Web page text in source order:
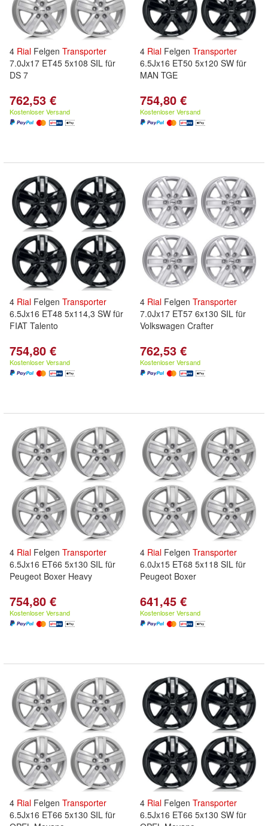
4 Rial Felgen Transporter
7.0Jx17 ET45 5x108 SIL für
DS 7
762,53 €
Kostenloser Versand
4 Rial Felgen Transporter
6.5Jx16 ET50 5x120 SW für
MAN TGE
754,80 €
Kostenloser Versand
4 Rial Felgen Transporter
6.5Jx16 ET48 5x114,3 SW für
FIAT Talento
754,80 €
Kostenloser Versand
4 Rial Felgen Transporter
7.0Jx17 ET57 6x130 SIL für
Volkswagen Crafter
762,53 €
Kostenloser Versand
4 Rial Felgen Transporter
6.5Jx16 ET66 5x130 SIL für
Peugeot Boxer Heavy
754,80 €
Kostenloser Versand
4 Rial Felgen Transporter
6.0Jx15 ET68 5x118 SIL für
Peugeot Boxer
641,45 €
Kostenloser Versand
4 Rial Felgen Transporter
6.5Jx16 ET66 5x130 SIL für
4 Rial Felgen Transporter
6.5Jx16 ET66 5x130 SW für